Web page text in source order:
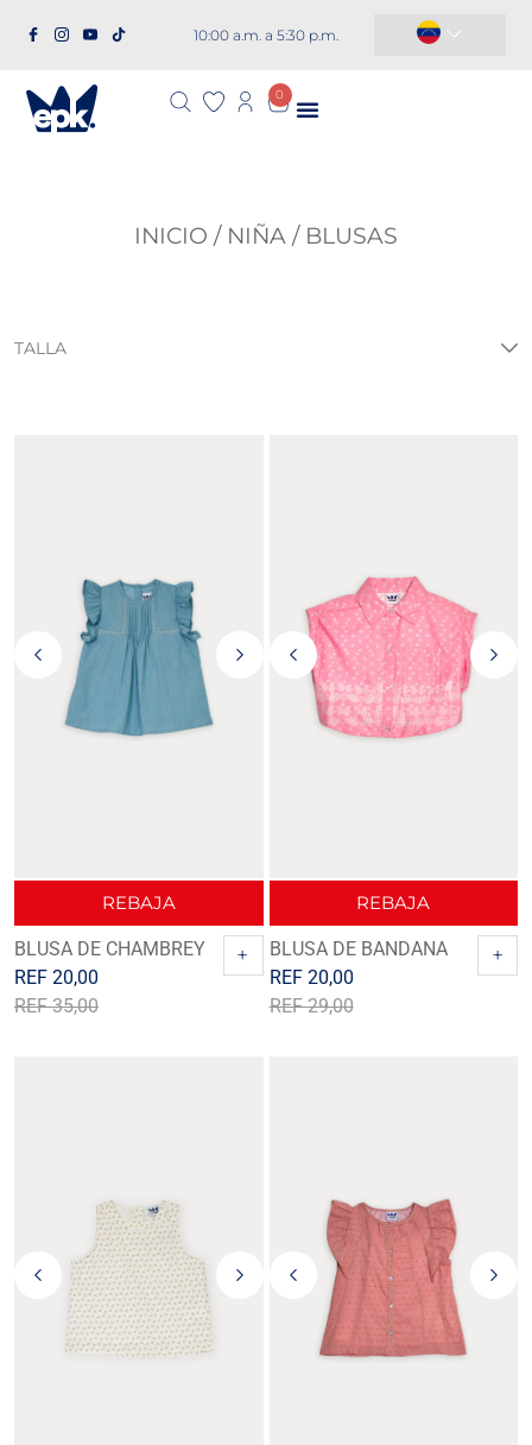
10:00 a.m. a 5:30 p.m.
0
INICIO / NIÑA / BLUSAS
TALLA
REBAJA
BLUSA DE CHAMBREY
REF35,00
REF 20,00
+
REBAJA
BLUSA DE BANDANA
REF29,00
REF 20,00
+